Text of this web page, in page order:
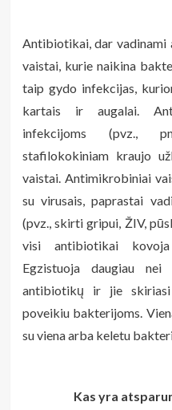
Antibiotikai, dar
vaistai, kurie naikina
taip gydo infekcijas,
kartais ir augalai.
infekcijoms (pvz.,
stafilokokiniam kraujo
vaistai. Antimikrobiniai
su virusais, paprastai
(pvz., skirti gripui, ŽIV,
visi antibiotikai
Egzistuoja daugiau
antibiotikų ir jie
poveikiu bakterijoms.
su viena arba keletu
Kas yra